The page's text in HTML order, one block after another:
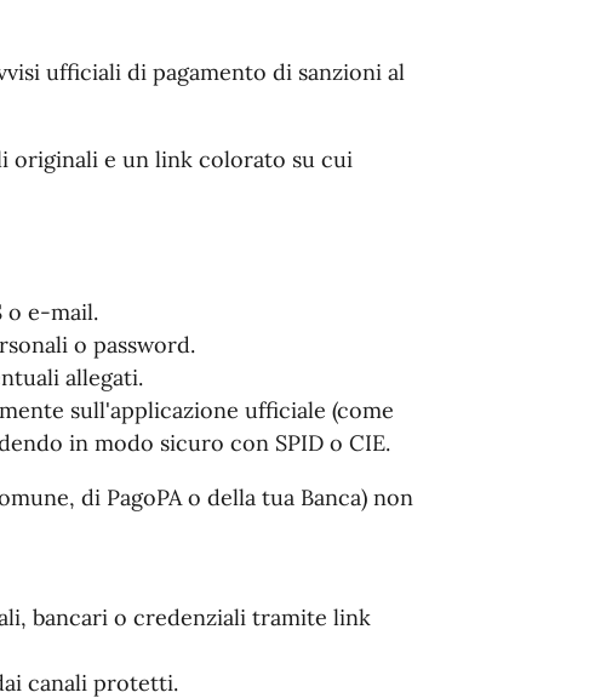
ufficiali di pagamento di sanzioni al
originali e un link colorato su cui
o e-mail.
o password.
allegati.
sull'applicazione ufficiale (come
in modo sicuro con SPID o CIE.
di PagoPA o della tua Banca) non
bancari o credenziali tramite link
canali protetti.